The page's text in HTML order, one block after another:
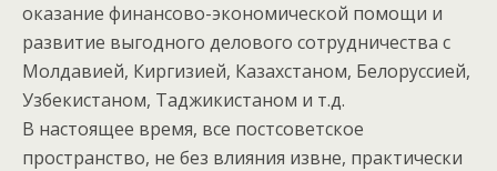
оказание финансово-экономической помощи и
развитие выгодного делового сотрудничества с
Молдавией, Киргизией, Казахстаном, Белоруссией,
Узбекистаном, Таджикистаном и т.д.
В настоящее время, все постсоветское
пространство, не без влияния извне, практически